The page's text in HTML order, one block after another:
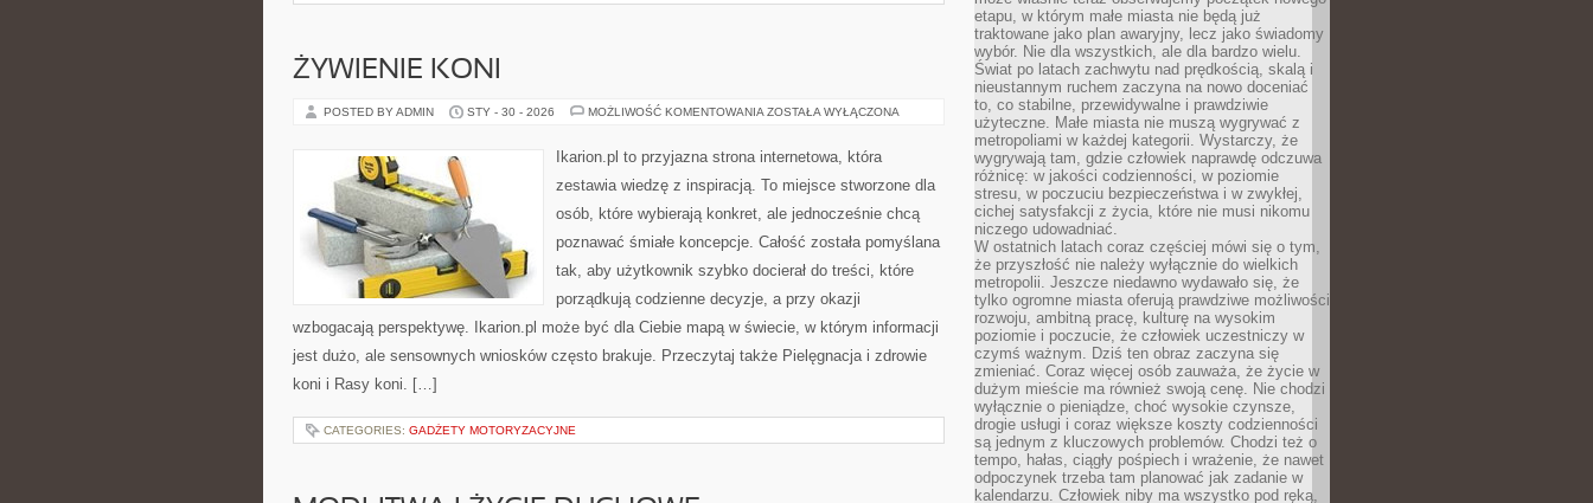
ŻYWIENIE KONI
POSTED BY ADMIN STY - 30 - 2026 MOŻLIWOŚĆ KOMENTOWANIA ŻYWIENIE
ZOSTAŁA WYŁĄCZONA
Ikarion.pl to przyjazna strona internetowa, która
zestawia wiedzę z inspiracją. To miejsce stworzone dla
osób, które wybierają konkret, ale jednocześnie chcą
poznawać śmiałe koncepcje. Całość została pomyślana
tak, aby użytkownik szybko docierał do treści, które
porządkują codzienne decyzje, a przy okazji
wzbogacają perspektywę. Ikarion.pl może być dla Ciebie mapą w świecie, w którym informacji
jest dużo, ale sensownych wniosków często brakuje. Przeczytaj także Pielęgnacja i zdrowie
koni i Rasy koni. […]
CATEGORIES: GADŻETY MOTORYZACYJNE
etapu, w którym małe miasta nie będą już
traktowane jako plan awaryjny, lecz jako świadomy
wybór. Nie dla wszystkich, ale dla bardzo wielu.
Świat po latach zachwytu nad prędkością, skalą i
nieustannym ruchem zaczyna na nowo doceniać
to, co stabilne, przewidywalne i prawdziwie
użyteczne. Małe miasta nie muszą wygrywać z
metropoliami w każdej kategorii. Wystarczy, że
wygrywają tam, gdzie człowiek naprawdę odczuwa
różnicę: w jakości codzienności, w poziomie
stresu, w poczuciu bezpieczeństwa i w zwykłej,
cichej satysfakcji z życia, które nie musi nikomu
niczego udowadniać.
W ostatnich latach coraz częściej mówi się o tym,
że przyszłość nie należy wyłącznie do wielkich
metropolii. Jeszcze niedawno wydawało się, że
tylko ogromne miasta oferują prawdziwe możliwości
rozwoju, ambitną pracę, kulturę na wysokim
poziomie i poczucie, że człowiek uczestniczy w
czymś ważnym. Dziś ten obraz zaczyna się
zmieniać. Coraz więcej osób zauważa, że życie w
dużym mieście ma również swoją cenę. Nie chodzi
wyłącznie o pieniądze, choć wysokie czynsze,
drogie usługi i coraz większe koszty codzienności
są jednym z kluczowych problemów. Chodzi też o
tempo, hałas, ciągły pośpiech i wrażenie, że nawet
odpoczynek trzeba tam planować jak zadanie w
kalendarzu. Człowiek niby ma wszystko pod ręką,